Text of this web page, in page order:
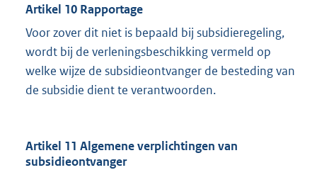
Artikel 10 Rapportage
Voor zover dit niet is bepaald bij subsidieregeling,
wordt bij de verleningsbeschikking vermeld op
welke wijze de subsidieontvanger de besteding van
de subsidie dient te verantwoorden.
Artikel 11 Algemene verplichtingen van
subsidieontvanger